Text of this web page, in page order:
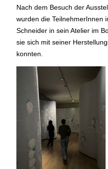
Nach dem Besuch der
wurden die TeilnehmerInnen
Schneider in sein Atelier im
sie sich mit seiner
konnten.